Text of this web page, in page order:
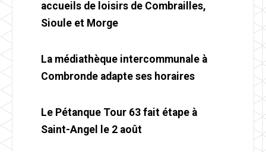
accueils de loisirs de Combrailles,
Sioule et Morge
La médiathèque intercommunale à
Combronde adapte ses horaires
Le Pétanque Tour 63 fait étape à
Saint-Angel le 2 août